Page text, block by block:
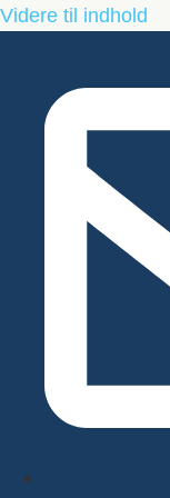
Videre til indhold